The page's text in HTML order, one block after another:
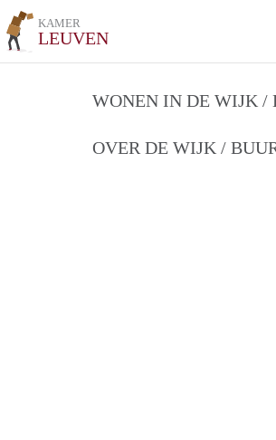
KAMER
LEUVEN
WONEN IN DE WIJK /
OVER DE WIJK /